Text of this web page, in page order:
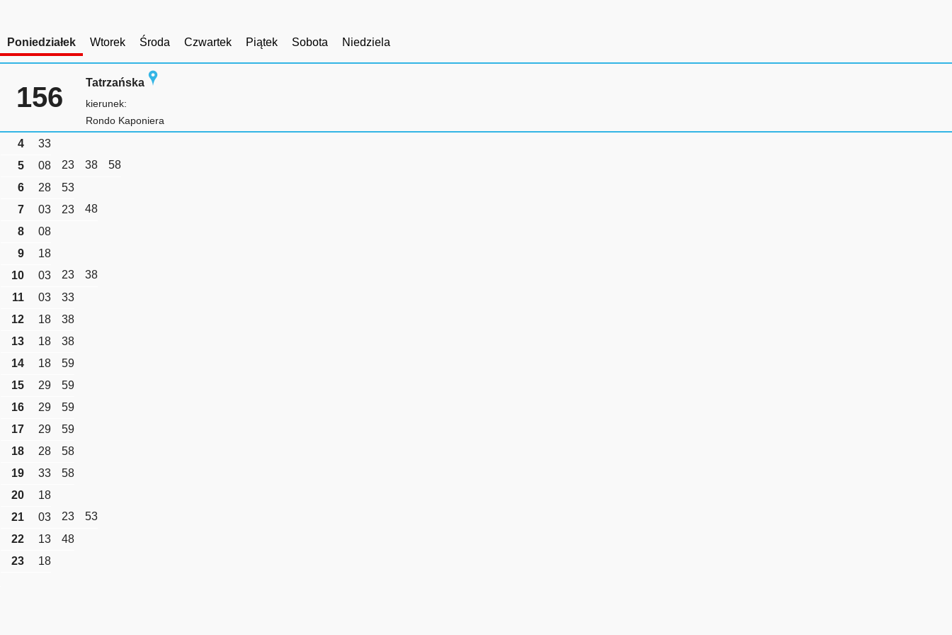
Poniedziałek Wtorek Środa Czwartek Piątek Sobota Niedziela
156 Tatrzańska
kierunek:
Rondo Kaponiera
4
33
5
08 23 38
58
6
28
53
7
03 23
48
8
08
9
18
10
03 23
38
11
03
33
12
18
38
13
18
38
14
18
59
15
29
59
16
29
59
17
29
59
18
28
58
19
33
58
20
18
21
03 23
53
22
13
48
23
18